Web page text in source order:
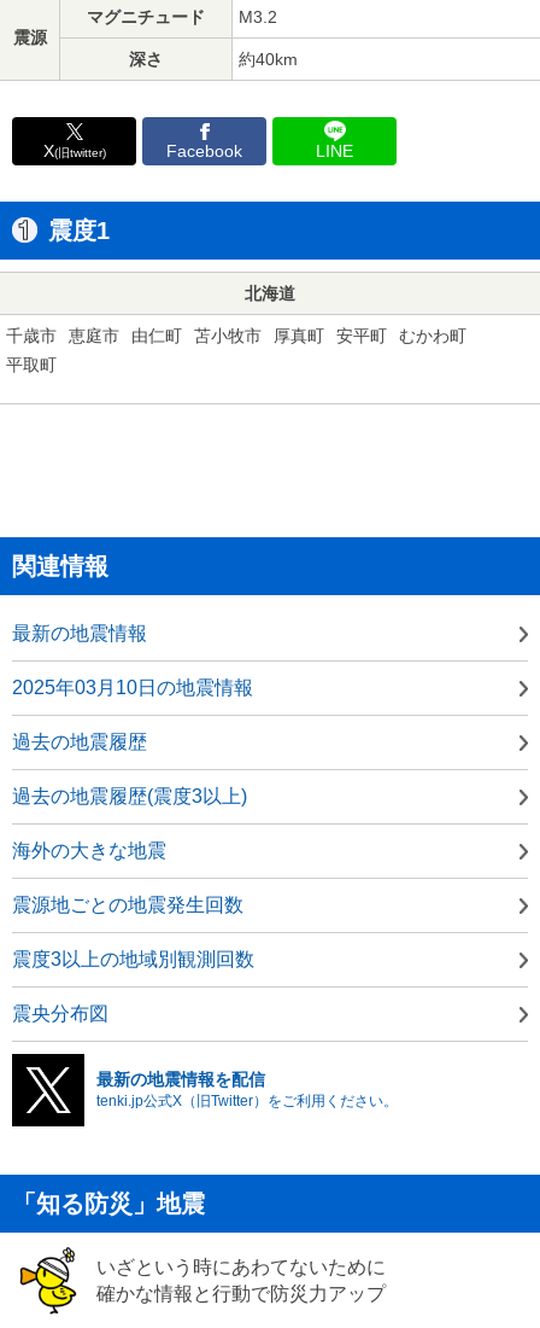
震源
マグニチュード M3.2
深さ 約40km
X(旧twitter) Facebook LINE
震度1
北海道
千歳市 恵庭市 由仁町 苫小牧市 厚真町 安平町
むかわ町
平取町
関連情報
最新の地震情報
2025年03月10日の地震情報
過去の地震履歴
過去の地震履歴(震度3以上)
海外の大きな地震
震源地ごとの地震発生回数
震度3以上の地域別観測回数
震央分布図
最新の地震情報を配信
tenki.jp公式X（旧Twitter）をご利用ください。
「知る防災」地震
いざという時にあわてないために
確かな情報と行動で防災力アップ